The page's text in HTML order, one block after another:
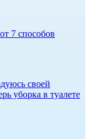
7 способов
своей
уборка в туалете